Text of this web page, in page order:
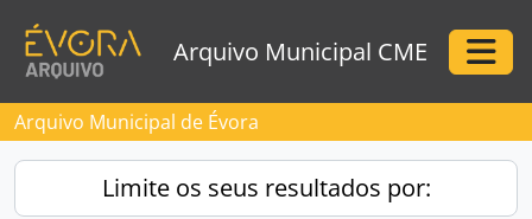
Arquivo Municipal CME
Arquivo Municipal de Évora
Limite os seus resultados por: